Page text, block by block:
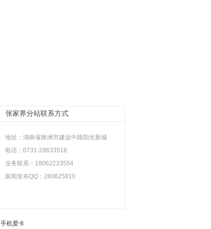
张家界分站联系方式
地址： 湖南省株洲市建设中路阳光新城
电话：0731-28633518
业务联系：18062233554
新闻发布QQ：280625810
手机爱卡